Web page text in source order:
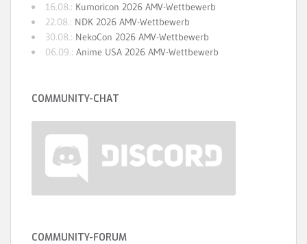
16.08.: Kumoricon 2026 AMV-Wettbewerb
22.08.: NDK 2026 AMV-Wettbewerb
30.08.: NekoCon 2026 AMV-Wettbewerb
06.09.: Anime USA 2026 AMV-Wettbewerb
COMMUNITY-CHAT
COMMUNITY-FORUM